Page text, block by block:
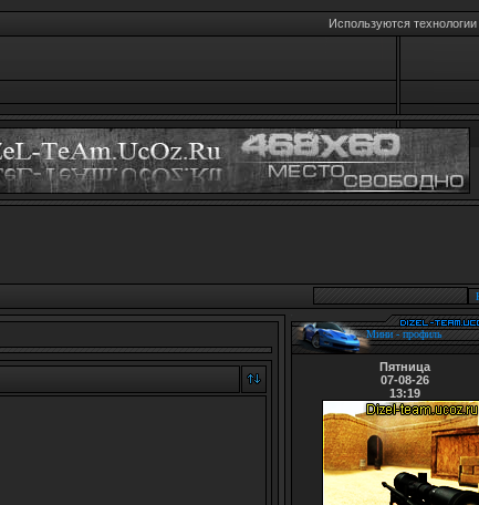
Используются технологии
Мини - профиль
Пятница
07-08-26
13:19